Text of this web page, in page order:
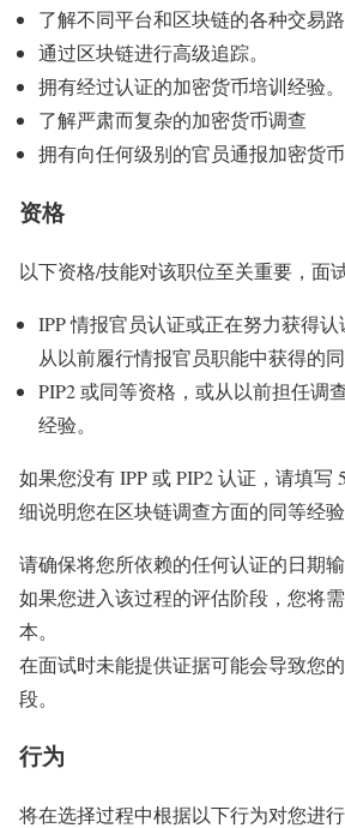
了解不同平台和区块链的各种交易
通过区块链进行高级追踪。
拥有经过认证的加密货币培训经验。
了解严肃而复杂的加密货币调查
拥有向任何级别的官员通报加密货币
资格
以下资格/技能对该职位至关重要，面
IPP 情报官员认证或正在努力获得
从以前履行情报官员职能中获得的同
PIP2 或同等资格，或从以前担任调
经验。
如果您没有 IPP 或 PIP2 认证，请填写
细说明您在区块链调查方面的同等经验
请确保将您所依赖的任何认证的日期输
如果您进入该过程的评估阶段，您将
本。
在面试时未能提供证据可能会导致您
段。
行为
将在选择过程中根据以下行为对您进行